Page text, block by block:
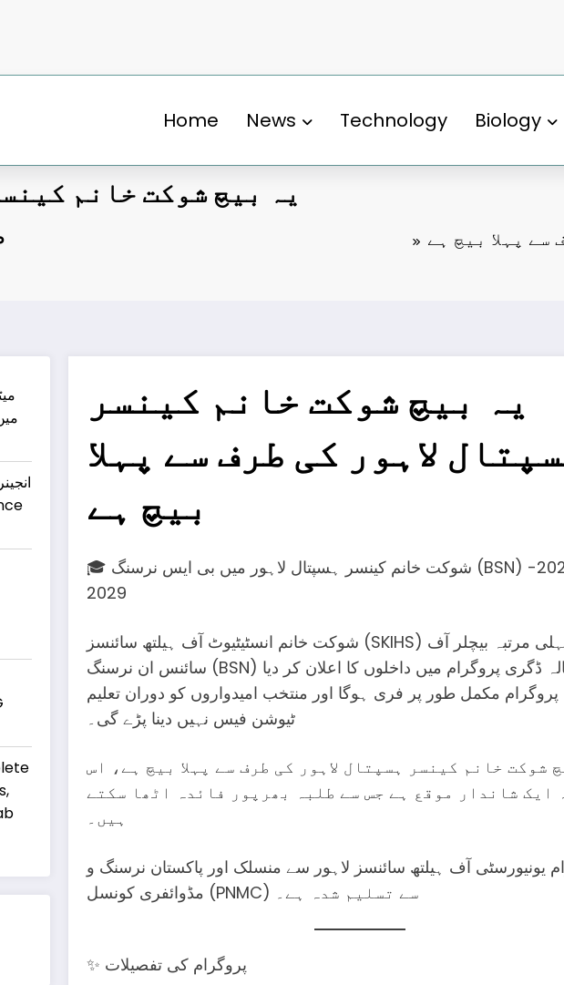
Home News Technology Biology
یہ بیچ شوکت خانم
سے پہلا بیچ ہے
یہ بیچ شوکت خانم کینسر
لاہور کی طرف سے پہلا
بیچ ہے
🎓 شوکت خانم کینسر ہسپتال لاہور میں بی ایس نرسنگ (BSN) داخلے 2025-
2029
شوکت خانم انسٹیٹیوٹ آف ہیلتھ سائنسز (SKIHS) نے پہلی مرتبہ بیچلر آف
سائنس ان نرسنگ (BSN) چار سالہ ڈگری پروگرام میں داخلوں کا اعلان کر دیا
پروگرام مکمل طور پر فری ہوگا اور منتخب امیدواروں کو دوران تعلیم
ٹیوشن فیس نہیں دینا پڑے گی۔
شوکت خانم کینسر ہسپتال لاہور کی طرف سے پہلا بیچ ہے، اس
ایک شاندار موقع ہے جس سے طلبہ بھرپور فائدہ اٹھا سکتے
ہیں۔
یونیورسٹی آف ہیلتھ سائنسز لاہور سے منسلک اور پاکستان نرسنگ و
مڈوائفری کونسل (PNMC) سے تسلیم شدہ ہے۔
✨ پروگرام کی تفصیلات